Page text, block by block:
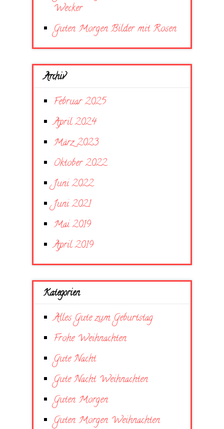
Wecker
Guten Morgen Bilder mit Rosen
Archiv
Februar 2025
April 2024
März 2023
Oktober 2022
Juni 2022
Juni 2021
Mai 2019
April 2019
Kategorien
Alles Gute zum Geburtstag
Frohe Weihnachten
Gute Nacht
Gute Nacht Weihnachten
Guten Morgen
Guten Morgen Weihnachten